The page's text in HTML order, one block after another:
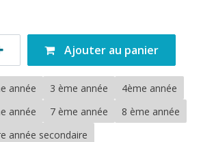
Ajouter au panier
année 3 ème année
4ème année
année 7 ème année
8 ème année
année secondaire